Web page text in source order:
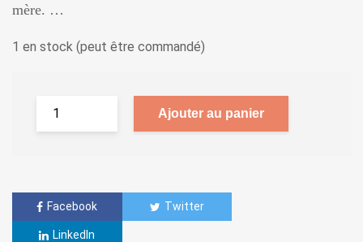
mère. …
1 en stock (peut être commandé)
Ajouter au panier
Facebook Twitter
LinkedIn